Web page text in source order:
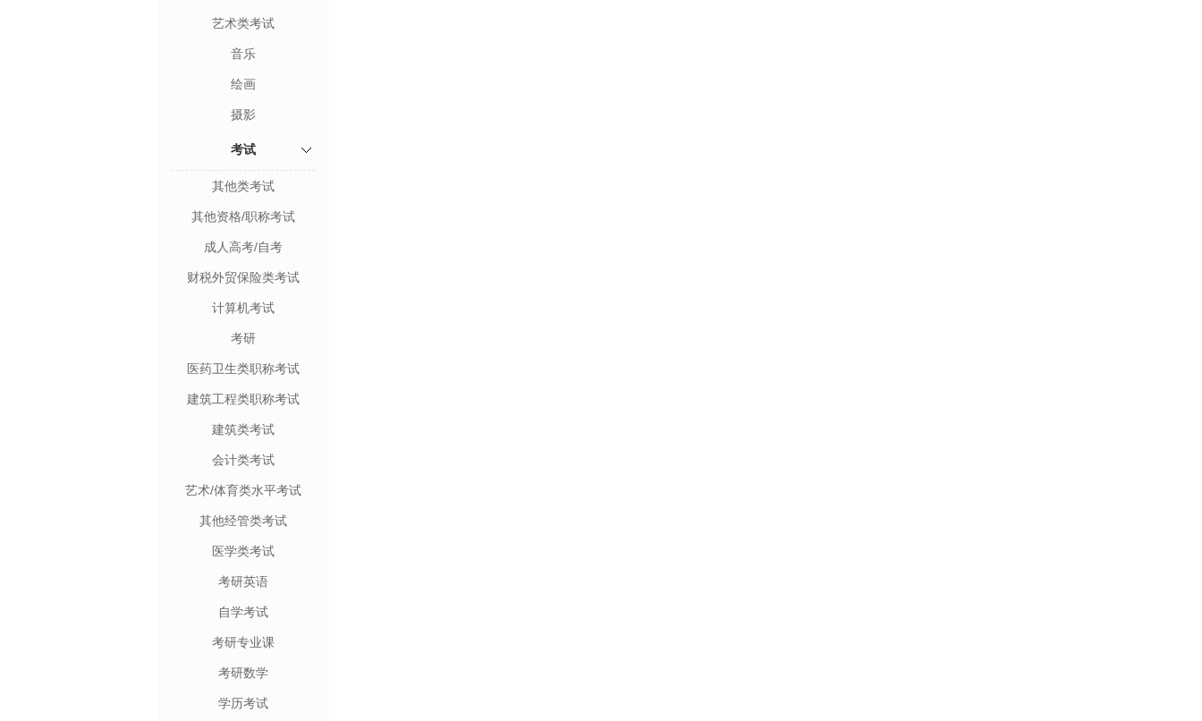
艺术类考试
音乐
绘画
摄影
考试
其他类考试
其他资格/职称考试
成人高考/自考
财税外贸保险类考试
计算机考试
考研
医药卫生类职称考试
建筑工程类职称考试
建筑类考试
会计类考试
艺术/体育类水平考试
其他经管类考试
医学类考试
考研英语
自学考试
考研专业课
考研数学
学历考试